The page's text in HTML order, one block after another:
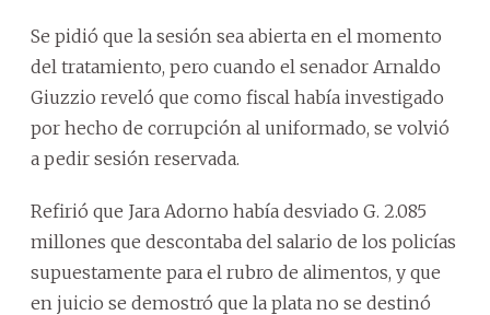
Se pidió que la sesión sea abierta en el momento
del tratamiento, pero cuando el senador Arnaldo
Giuzzio reveló que como fiscal había investigado
por hecho de corrupción al uniformado, se volvió
a pedir sesión reservada.
Refirió que Jara Adorno había desviado G. 2.085
millones que descontaba del salario de los policías
supuestamente para el rubro de alimentos, y que
en juicio se demostró que la plata no se destinó